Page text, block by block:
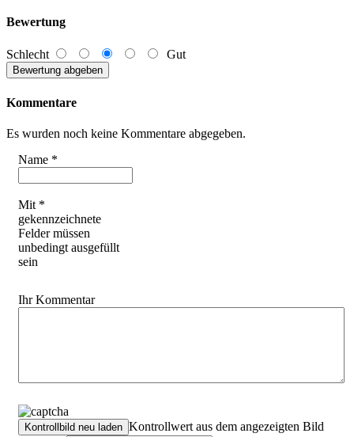
Bewertung
Schlecht Gut
Kommentare
Es wurden noch keine Kommentare abgegeben.
Name *
Mit *
gekennzeichnete
Felder müssen
unbedingt ausgefüllt
sein
Ihr Kommentar
Kontrollwert aus dem angezeigten Bild